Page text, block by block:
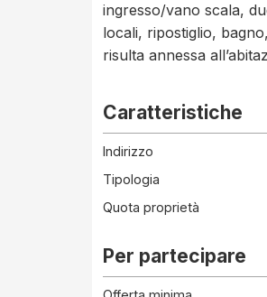
ingresso/vano scala,
locali, ripostiglio,
risulta annessa
Caratteristiche
Indirizzo
Tipologia
Quota proprietà
Per partecipare